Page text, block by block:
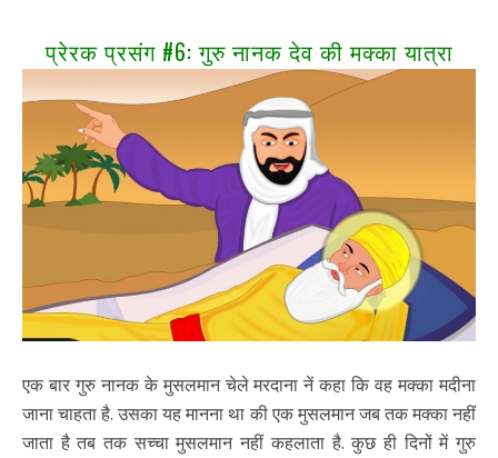
प्रेरक प्रसंग #6: गुरु नानक देव की मक्का यात्रा
एक बार गुरु नानक के मुसलमान चेले मरदाना नें कहा कि वह मक्का मदीना
जाना चाहता है. उसका यह मानना था की एक मुसलमान जब तक मक्का नहीं
जाता है तब तक सच्चा मुसलमान नहीं कहलाता है. कुछ ही दिनों में गुरु